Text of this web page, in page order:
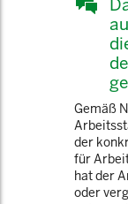
Gemäß
der
für
hat der
oder